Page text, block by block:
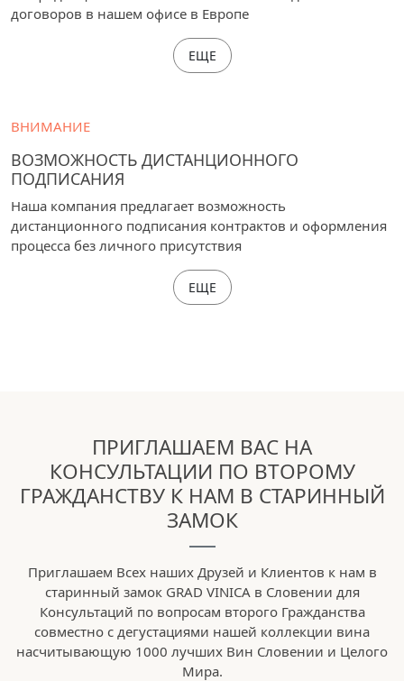
договоров в нашем офисе в Европе
ЕЩЕ
ВНИМАНИЕ
ВОЗМОЖНОСТЬ ДИСТАНЦИОННОГО
ПОДПИСАНИЯ
Наша компания предлагает возможность
дистанционного подписания контрактов и оформления
процесса без личного присутствия
ЕЩЕ
ПРИГЛАШАЕМ ВАС НА
КОНСУЛЬТАЦИИ ПО ВТОРОМУ
ГРАЖДАНСТВУ К НАМ В СТАРИННЫЙ
ЗАМОК
Приглашаем Всех наших Друзей и Клиентов к нам в
старинный замок GRAD VINICA в Словении для
Консультаций по вопросам второго Гражданства
совместно с дегустациями нашей коллекции вина
насчитывающую 1000 лучших Вин Словении и Целого
Мира.